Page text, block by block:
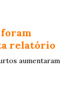
relatório
aumentaram